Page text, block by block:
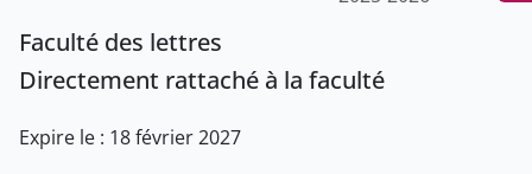
Faculté des lettres
Directement rattaché à la faculté
Expire le : 18 février 2027